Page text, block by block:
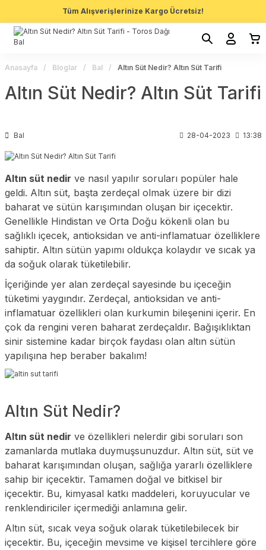
Tüm Alışverişlerinize Kargo Ücretsiz!
Anasayfa Bloglar Bal Altın Süt Nedir? Altın Süt Tarifi
Altın Süt Nedir? Altın Süt Tarifi
Bal 28-04-2023 13:38
Altın süt nedir ve nasıl yapılır soruları popüler hale
geldi. Altın süt, başta zerdeçal olmak üzere bir dizi
baharat ve sütün karışımından oluşan bir içecektir.
Genellikle Hindistan ve Orta Doğu kökenli olan bu
sağlıklı içecek, antioksidan ve anti-inflamatuar özelliklere
sahiptir. Altın sütün yapımı oldukça kolaydır ve sıcak ya
da soğuk olarak tüketilebilir.
İçeriğinde yer alan zerdeçal sayesinde bu içeceğin
tüketimi yaygındır. Zerdeçal, antioksidan ve anti-
inflamatuar özellikleri olan kurkumin bileşenini içerir. En
çok da rengini veren baharat zerdeçaldır. Bağışıklıktan
sinir sistemine kadar birçok faydası olan altın sütün
yapılışına hep beraber bakalım!
Altın Süt Nedir?
Altın süt nedir ve özellikleri nelerdir gibi soruları son
zamanlarda mutlaka duymuşsunuzdur. Altın süt, süt ve
baharat karışımından oluşan, sağlığa yararlı özelliklere
sahip bir içecektir. Tamamen doğal ve bitkisel bir
içecektir. Bu, kimyasal katkı maddeleri, koruyucular ve
renklendiriciler içermediği anlamına gelir.
Altın süt, sıcak veya soğuk olarak tüketilebilecek bir
içecektir. Bu, içeceğin mevsime ve kişisel tercihlere göre